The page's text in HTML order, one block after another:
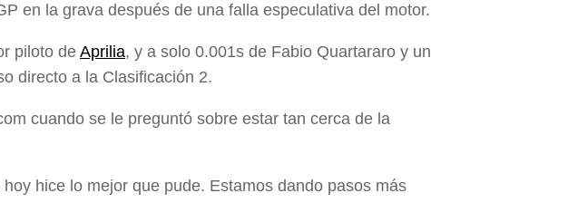
en la grava después de una falla especulativa del motor.
piloto de Aprilia, y a solo 0.001s de Fabio Quartararo y un
directo a la Clasificación 2.
cuando se le preguntó sobre estar tan cerca de la
hice lo mejor que pude. Estamos dando pasos más